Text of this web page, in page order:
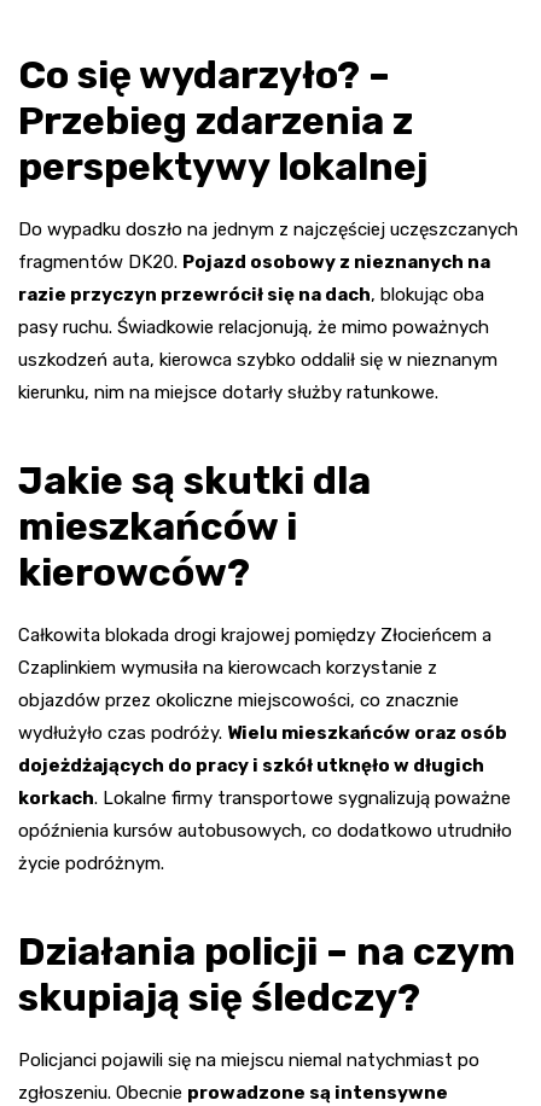
Co się wydarzyło? –
Przebieg zdarzenia z
perspektywy lokalnej
Do wypadku doszło na jednym z najczęściej uczęszczanych
fragmentów DK20. Pojazd osobowy z nieznanych na
razie przyczyn przewrócił się na dach, blokując oba
pasy ruchu. Świadkowie relacjonują, że mimo poważnych
uszkodzeń auta, kierowca szybko oddalił się w nieznanym
kierunku, nim na miejsce dotarły służby ratunkowe.
Jakie są skutki dla
mieszkańców i
kierowców?
Całkowita blokada drogi krajowej pomiędzy Złocieńcem a
Czaplinkiem wymusiła na kierowcach korzystanie z
objazdów przez okoliczne miejscowości, co znacznie
wydłużyło czas podróży. Wielu mieszkańców oraz osób
dojeżdżających do pracy i szkół utknęło w długich
korkach. Lokalne firmy transportowe sygnalizują poważne
opóźnienia kursów autobusowych, co dodatkowo utrudniło
życie podróżnym.
Działania policji – na czym
skupiają się śledczy?
Policjanci pojawili się na miejscu niemal natychmiast po
zgłoszeniu. Obecnie prowadzone są intensywne